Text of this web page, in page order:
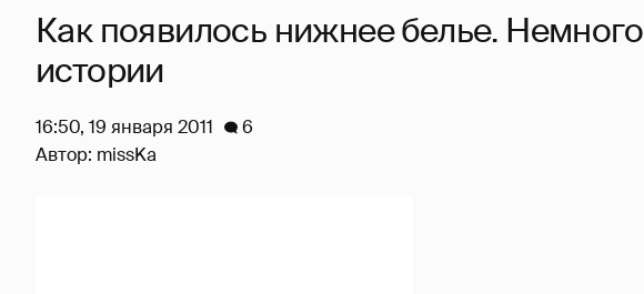
Как появилось нижнее белье. Немного
истории
16:50, 19 января 2011
6
Автор: missKa